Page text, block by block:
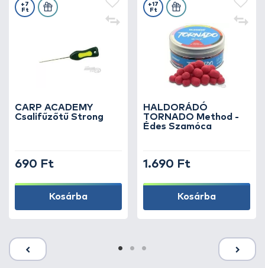
CARP ACADEMY
Csalifűzőtű Strong
+7
Ft
690 Ft
Kosárba
HALDORÁDÓ
TORNADO Method -
Édes Szamóca
+17
Ft
1.690 Ft
Kosárba